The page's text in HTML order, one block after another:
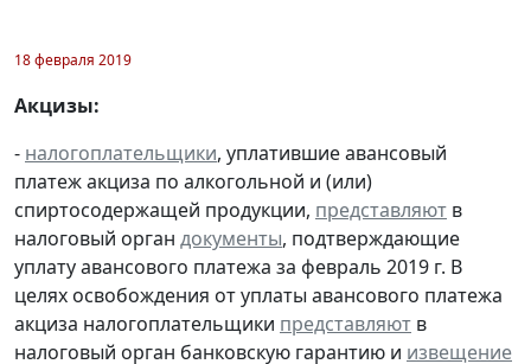
18 февраля 2019
Акцизы:
- налогоплательщики, уплатившие авансовый
платеж акциза по алкогольной и (или)
спиртосодержащей продукции, представляют в
налоговый орган документы, подтверждающие
уплату авансового платежа за февраль 2019 г. В
целях освобождения от уплаты авансового платежа
акциза налогоплательщики представляют в
налоговый орган банковскую гарантию и извещение